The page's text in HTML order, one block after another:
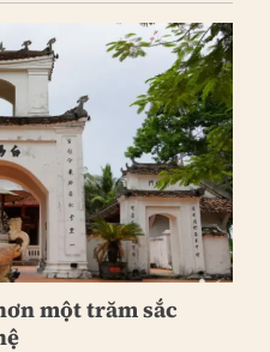
một trăm sắc